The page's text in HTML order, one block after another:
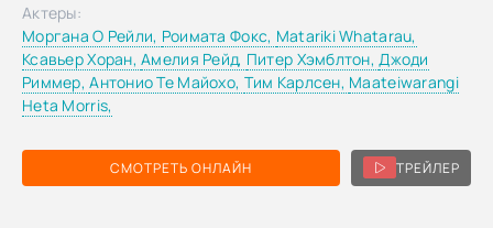
СМОТРЕТЬ ОНЛАЙН ТРЕЙЛЕР
Актеры:
Моргана О Рейли, Роимата Фокс, Matariki Whatarau,
Ксавьер Хоран,Амелия Рейд, Питер Хэмблтон,Джоди
Риммер,Антонио Те Майохо, Тим Карлсен, Maateiwarangi
Heta Morris,